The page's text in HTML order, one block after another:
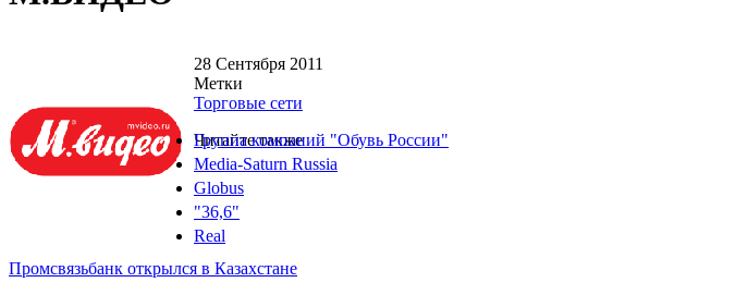
28 Сентября 2011
Метки
Торговые сети
Читайте также
Группа компаний "Обувь России"
Media-Saturn Russia
Globus
"36,6"
Real
Промсвязьбанк открылся в Казахстане